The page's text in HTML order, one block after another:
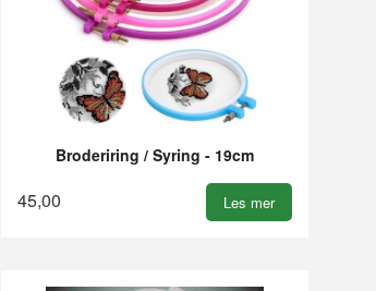
Broderiring / Syring - 19cm
45,00 Les mer